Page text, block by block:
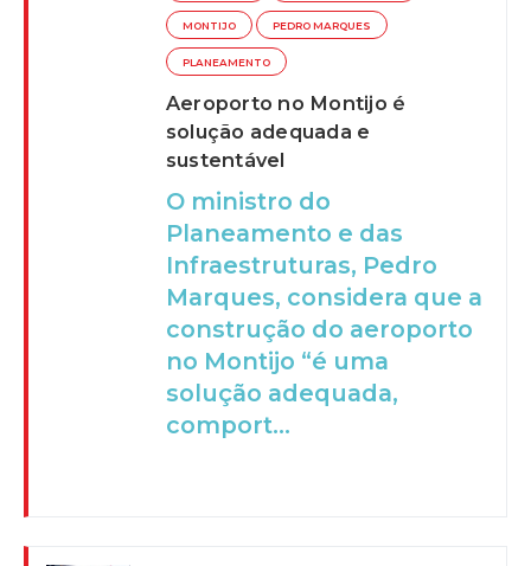
MONTIJO PEDRO MARQUES
PLANEAMENTO
Aeroporto no Montijo é
solução adequada e
sustentável
O ministro do
Planeamento e das
Infraestruturas, Pedro
Marques, considera que a
construção do aeroporto
no Montijo “é uma
solução adequada,
comport...